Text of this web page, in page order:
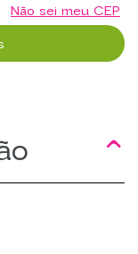
Não sei meu CEP